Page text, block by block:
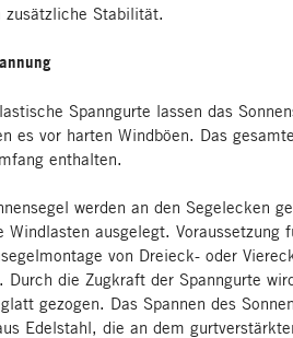
zusätzliche Stabilität.
Spanngurte lassen das
es vor harten Windböen. Das
enthalten.
werden an den Segelecken
Windlasten ausgelegt. Voraussetzung
von Dreieck- oder
Durch die Zugkraft der Spanngurte
gezogen. Das Spannen des
Edelstahl, die an dem